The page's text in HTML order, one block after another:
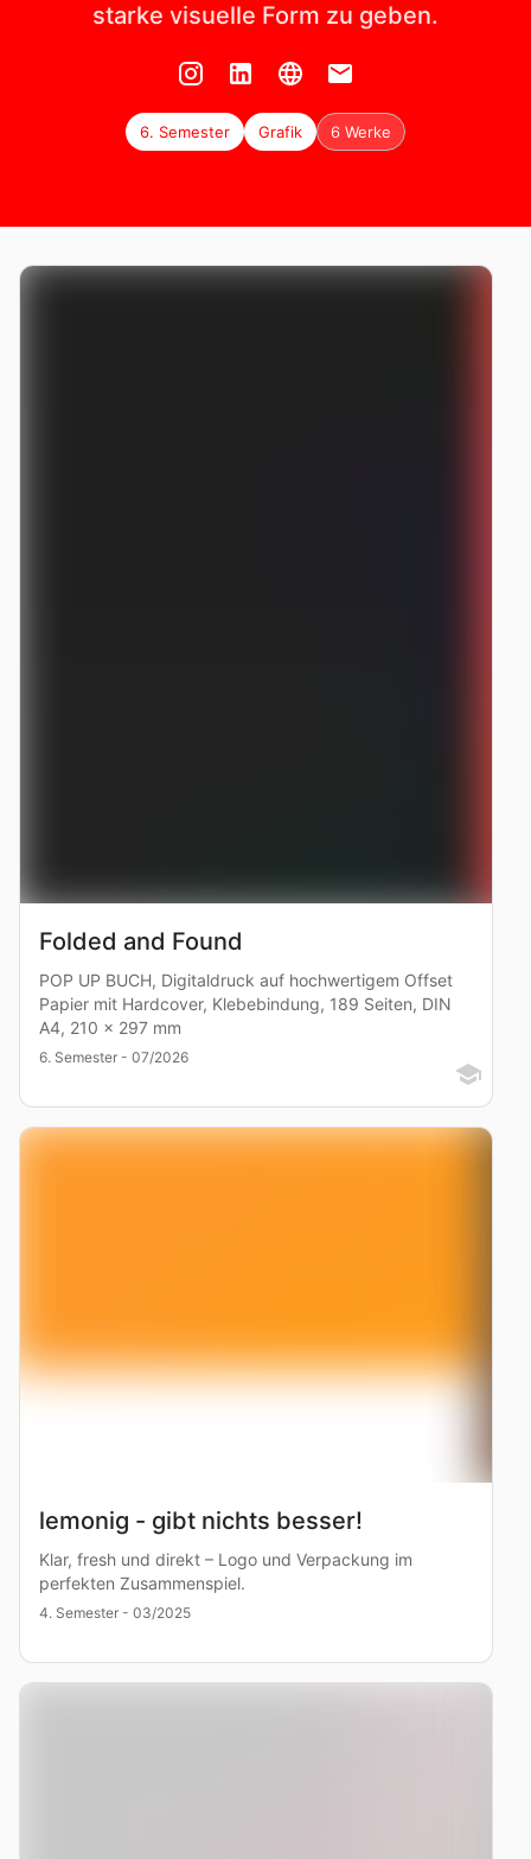
starke visuelle Form zu geben.
6. Semester Grafik 6 Werke
Folded and Found
POP UP BUCH, Digitaldruck auf hochwertigem Offset
Papier mit Hardcover, Klebebindung, 189 Seiten, DIN
A4, 210 × 297 mm
6. Semester - 07/2026
lemonig - gibt nichts besser!
Klar, fresh und direkt – Logo und Verpackung im
perfekten Zusammenspiel.
4. Semester - 03/2025